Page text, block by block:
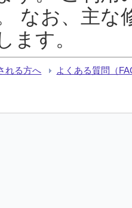
なお、主な
ます。
れる方へ よくある質問（